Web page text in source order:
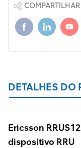
DETALHES DO
Ericsson
dispositivo RRU